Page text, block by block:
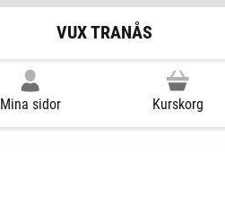
VUX TRANÅS
Mina sidor Kurskorg